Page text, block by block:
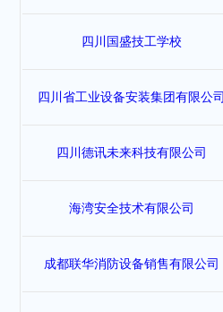
四川国盛技工学校
四川省工业设备安装集团有限公司
四川德讯未来科技有限公司
海湾安全技术有限公司
成都联华消防设备销售有限公司